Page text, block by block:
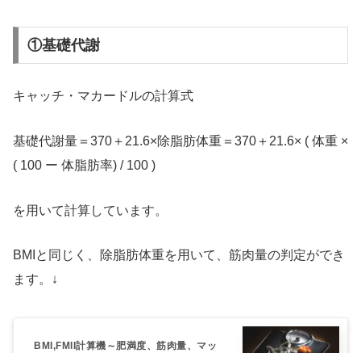
①基礎代謝
キャッチ・マカードルの計算式
基礎代謝量＝370＋21.6×除脂肪体重＝370＋21.6× ( 体重 ×
( 100 ー 体脂肪率) / 100 )
を用いて計算しています。
BMIと同じく、除脂肪体重を用いて、筋肉量の判定ができ
ます。↓
BMI,FMII計算機～肥満度、筋肉量、マッ